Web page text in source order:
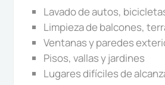
Lavado de autos,
Limpieza de balcones,
Ventanas y paredes
Pisos, vallas y jardines
Lugares difíciles de